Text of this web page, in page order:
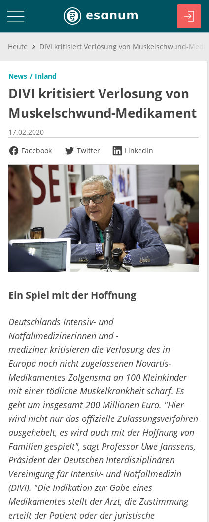
Heute
News Inland
DIVI kritisiert Verlosung von
Muskelschwund-Medikament
17.02.2020
Facebook
Twitter LinkedIn
Ein Spiel mit der Hoffnung
Deutschlands Intensiv- und
Notfallmedizinerinnen und -
mediziner kritisieren die Verlosung des in
Europa noch nicht zugelassenen Novartis-
Medikamentes Zolgensma an 100 Kleinkinder
mit einer tödliche Muskelkrankheit scharf. Es
geht um insgesamt 200 Millionen Euro. "Hier
wird nicht nur das offizielle Zulassungsverfahren
ausgehebelt, es wird auch mit der Hoffnung von
Familien gespielt", sagt Professor Uwe Janssens,
Präsident der Deutschen Interdisziplinären
Vereinigung für Intensiv- und Notfallmedizin
(DIVI). "Die Indikation zur Gabe eines
Medikamentes stellt der Arzt, die Zustimmung
erteilt der Patient oder der juristische